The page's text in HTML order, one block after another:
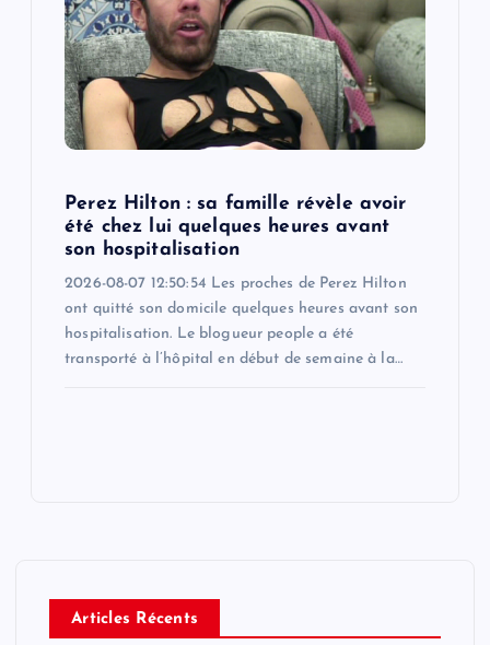
Perez Hilton : sa famille révèle avoir
été chez lui quelques heures avant
son hospitalisation
2026-08-07 12:50:54 Les proches de Perez Hilton
ont quitté son domicile quelques heures avant son
hospitalisation. Le blogueur people a été
transporté à l’hôpital en début de semaine à la…
Articles Récents